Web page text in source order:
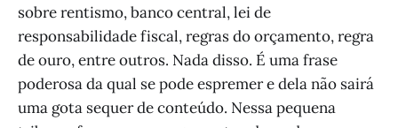
sobre rentismo, banco central, lei de
responsabilidade fiscal, regras do orçamento, regra
de ouro, entre outros. Nada disso. É uma frase
poderosa da qual se pode espremer e dela não sairá
uma gota sequer de conteúdo. Nessa pequena